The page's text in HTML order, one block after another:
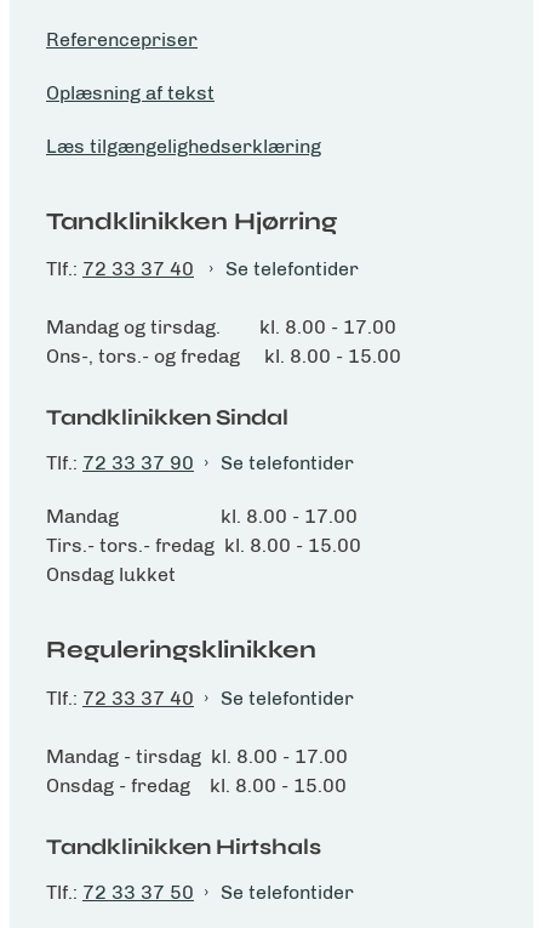
Referencepriser
Oplæsning af tekst
Læs tilgængelighedserklæring
Tandklinikken Hjørring
Tlf.: 72 33 37 40 Se telefontider
Mandag og tirsdag. kl. 8.00 - 17.00
Ons-, tors.- og fredag kl. 8.00 - 15.00
Tandklinikken Sindal
Tlf.: 72 33 37 90 Se telefontider
Mandag kl. 8.00 - 17.00
Tirs.- tors.- fredag kl. 8.00 - 15.00
Onsdag lukket
Reguleringsklinikken
Tlf.: 72 33 37 40 Se telefontider
Mandag - tirsdag kl. 8.00 - 17.00
Onsdag - fredag kl. 8.00 - 15.00
Tandklinikken Hirtshals
Tlf.: 72 33 37 50 Se telefontider